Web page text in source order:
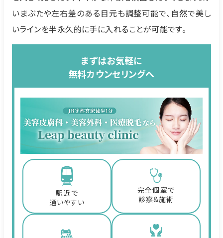
いまぶたや左右差のある目元も調整可能で、自然で美し
いラインを半永久的に手に入れることが可能です。
まずはお気軽に
無料カウンセリングへ
駅近で
通いやすい
完全個室で
診察&施術